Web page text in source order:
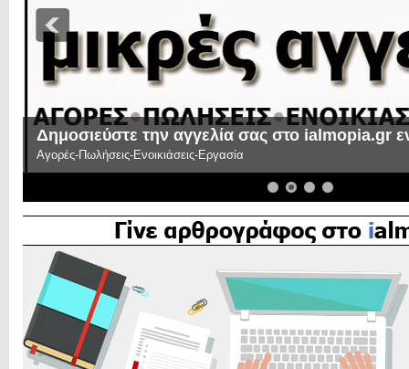
Δημοσιεύστε την αγγελία σας στο ialmopia.gr
Αγορές-Πωλήσεις-Ενοικιάσεις-Εργασία